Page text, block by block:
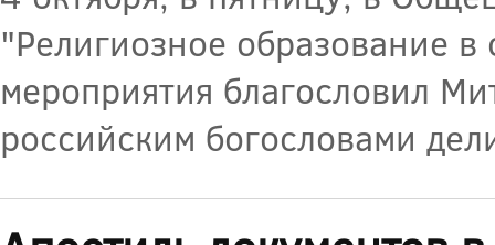
"Религиозное образование
мероприятия благословил
российским богословами